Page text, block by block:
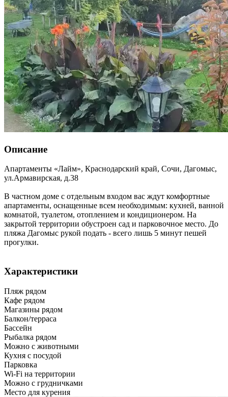
Описание
Апартаменты «Лайм», Краснодарский край, Сочи, Дагомыс,
ул.Армавирская, д.38
В частном доме с отдельным входом вас ждут комфортные
апартаменты, оснащенные всем необходимым: кухней, ванной
комнатой, туалетом, отоплением и кондиционером. На
закрытой территории обустроен сад и парковочное место. До
пляжа Дагомыс рукой подать - всего лишь 5 минут пешей
прогулки.
Характеристики
Пляж рядом
Кафе рядом
Магазины рядом
Балкон/терраса
Бассейн
Рыбалка рядом
Можно с животными
Кухня с посудой
Парковка
Wi-Fi на территории
Можно с грудничками
Место для курения